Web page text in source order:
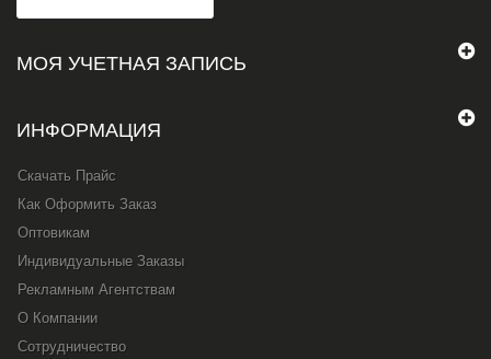
МОЯ УЧЕТНАЯ ЗАПИСЬ
ИНФОРМАЦИЯ
Скачать Прайс
Как Оформить Заказ
Оптовикам
Индивидуальные Заказы
Рекламным Агентствам
О Компании
Сотрудничество